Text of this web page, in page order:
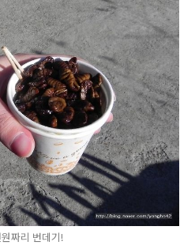
짜리 번데기!